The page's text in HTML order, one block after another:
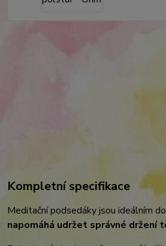
Kompletní specifikace
Meditační podsedáky jsou ideálním
napomáhá udržet správné držení